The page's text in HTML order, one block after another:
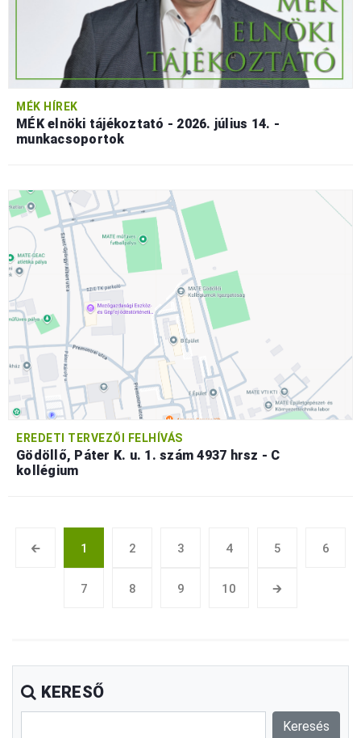
MÉK HÍREK
MÉK elnöki tájékoztató - 2026. július 14. -
munkacsoportok
EREDETI TERVEZŐI FELHÍVÁS
Gödöllő, Páter K. u. 1. szám 4937 hrsz - C
kollégium
🡰 1 2 3 4 5 6
7 8 9 10 🡲
KERESŐ